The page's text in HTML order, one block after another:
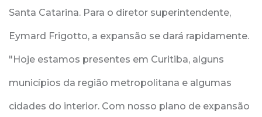
Santa Catarina. Para o diretor superintendente,
Eymard Frigotto, a expansão se dará rapidamente.
"Hoje estamos presentes em Curitiba, alguns
municípios da região metropolitana e algumas
cidades do interior. Com nosso plano de expansão